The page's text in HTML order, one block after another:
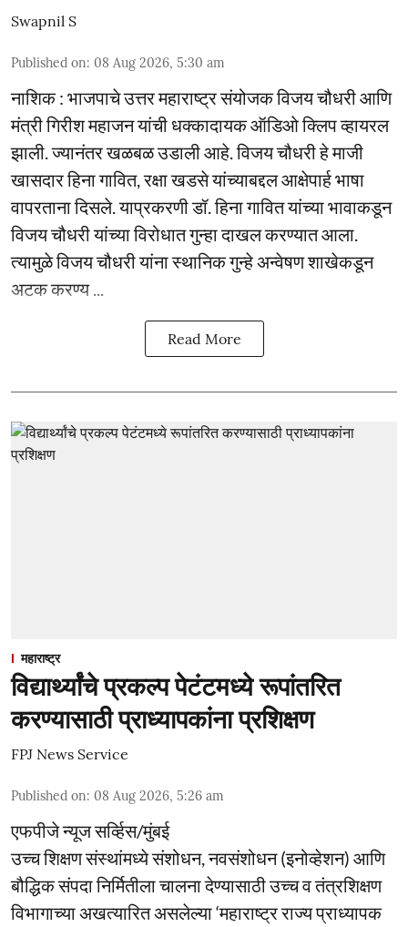
Swapnil S
Published on: 08 Aug 2026, 5:30 am
नाशिक : भाजपाचे उत्तर महाराष्ट्र संयोजक विजय चौधरी आणि
मंत्री गिरीश महाजन यांची धक्कादायक ऑडिओ क्लिप व्हायरल
झाली. ज्यानंतर खळबळ उडाली आहे. विजय चौधरी हे माजी
खासदार हिना गावित, रक्षा खडसे यांच्याबद्दल आक्षेपार्ह भाषा
वापरताना दिसले. याप्रकरणी डॉ. हिना गावित यांच्या भावाकडून
विजय चौधरी यांच्या विरोधात गुन्हा दाखल करण्यात आला.
त्यामुळे विजय चौधरी यांना स्थानिक गुन्हे अन्वेषण शाखेकडून
अटक करण्य ...
Read More
महाराष्ट्र
विद्यार्थ्यांचे प्रकल्प पेटंटमध्ये रूपांतरित
करण्यासाठी प्राध्यापकांना प्रशिक्षण
FPJ News Service
Published on: 08 Aug 2026, 5:26 am
एफपीजे न्यूज सर्व्हिस/मुंबई
उच्च शिक्षण संस्थांमध्ये संशोधन, नवसंशोधन (इनोव्हेशन) आणि
बौद्धिक संपदा निर्मितीला चालना देण्यासाठी उच्च व तंत्रशिक्षण
विभागाच्या अखत्यारित असलेल्या ‘महाराष्ट्र राज्य प्राध्यापक